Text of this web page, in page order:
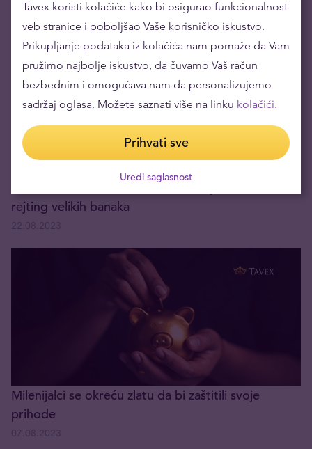
04.09.2023
Američke Banke - S&P Global smanjio kreditni
rejting velikih banaka
Milenijalci se okreću zlatu da bi zaštitili svoje
prihode
Tavex koristi kolačiće kako bi osigurao funkcionalnost
veb stranice i poboljšao Vaše korisničko iskustvo.
Prikupljanje podataka iz kolačića nam pomaže da Vam
pružimo najbolje iskustvo, da čuvamo Vaš račun
bezbednim i omogućava nam da personalizujemo
sadržaj oglasa. Možete saznati više na linku kolačići.
Prihvati sve
Uredi saglasnost